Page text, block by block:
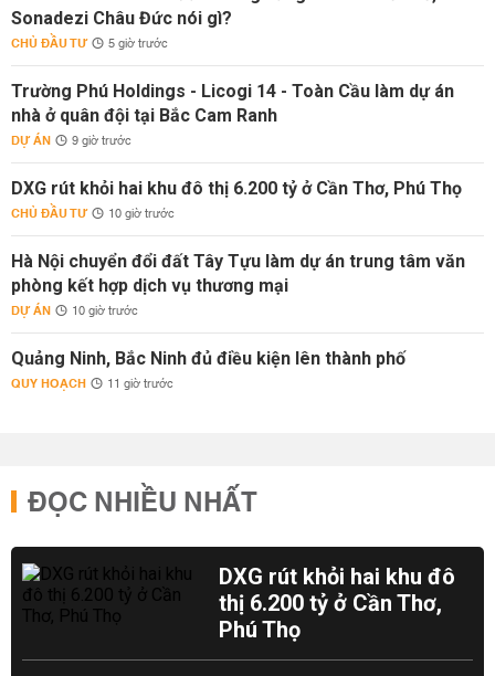
Sonadezi Châu Đức nói gì?
CHỦ ĐẦU TƯ 5 giờ trước
Trường Phú Holdings - Licogi 14 - Toàn Cầu làm dự án
nhà ở quân đội tại Bắc Cam Ranh
DỰ ÁN 9 giờ trước
DXG rút khỏi hai khu đô thị 6.200 tỷ ở Cần Thơ, Phú Thọ
CHỦ ĐẦU TƯ 10 giờ trước
Hà Nội chuyển đổi đất Tây Tựu làm dự án trung tâm văn
phòng kết hợp dịch vụ thương mại
DỰ ÁN 10 giờ trước
Quảng Ninh, Bắc Ninh đủ điều kiện lên thành phố
QUY HOẠCH 11 giờ trước
ĐỌC NHIỀU NHẤT
DXG rút khỏi hai khu đô
thị 6.200 tỷ ở Cần Thơ,
Phú Thọ